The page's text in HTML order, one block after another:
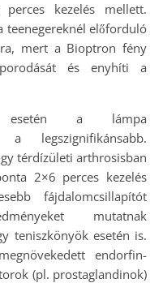
kezelés mellett.
teenegereknél előforduló
mert a Bioptron fény
és enyhíti a
esetén a lámpa
a legszignifikánsabb.
térdízületi arthrosisban
2×6 perces kezelés
fájdalomcsillapítót
mutatnak
teniszkönyök esetén is.
endorfin-
(pl. prostaglandinok)